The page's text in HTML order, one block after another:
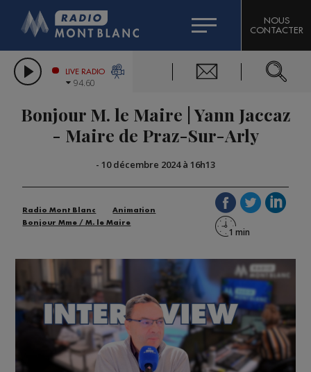
LES CHRONIQUES DE L'EXPERT
CITIZEN MACHINERY
GRAND MASSIF DOMAINES SKIABLES
BIGARD
COMPAGNIE DU MONT-BLANC
NOUS
CONTACTER
LIVE RADIO
94.60
Bonjour M. le Maire | Yann Jaccaz
- Maire de Praz-Sur-Arly
- 10 décembre 2024 à 16h13
Radio Mont Blanc
Animation
Bonjour Mme / M. le Maire